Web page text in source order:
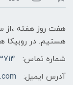
هستیم. در
شماره تماس:
آدرس ایمیل: